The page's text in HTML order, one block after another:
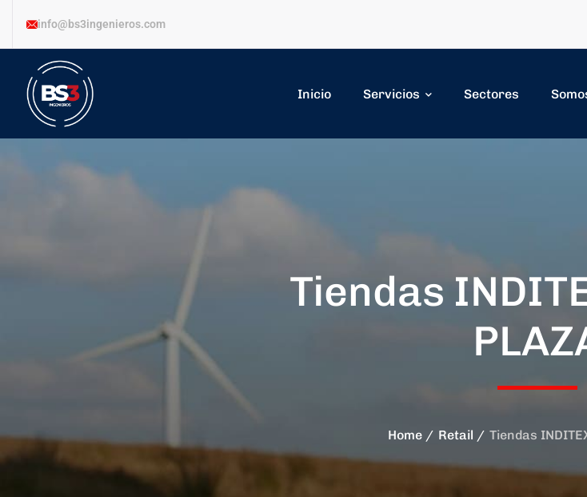
info@bs3ingenieros.com
Inicio Servicios Sectores
Tiendas
Home Retail Tiendas